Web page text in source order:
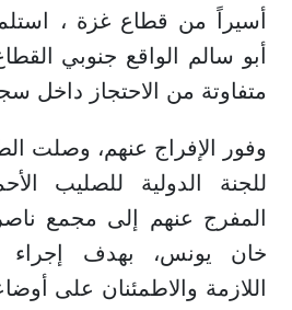
أسيراً من قطاع غزة ،
أبو سالم الواقع جنوبي
متفاوتة من الاحتجاز داخل
وفور الإفراج عنهم، وصلت
للجنة الدولية للصليب
المفرج عنهم إلى مجمع
خان يونس، بهدف إجراء
اللازمة والاطمئنان على